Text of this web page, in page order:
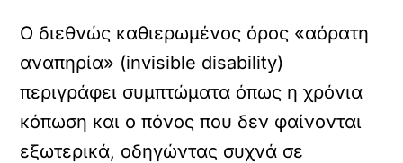
Ο διεθνώς καθιερωμένος όρος «αόρατη
αναπηρία» (invisible disability)
περιγράφει συμπτώματα όπως η χρόνια
κόπωση και ο πόνος που δεν φαίνονται
εξωτερικά, οδηγώντας συχνά σε